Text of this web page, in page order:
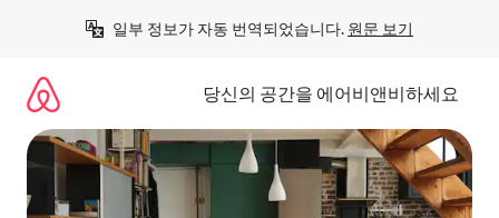
일부 정보가 자동 번역되었습니다. 원문 보기
당신의 공간을 에어비앤비하세요